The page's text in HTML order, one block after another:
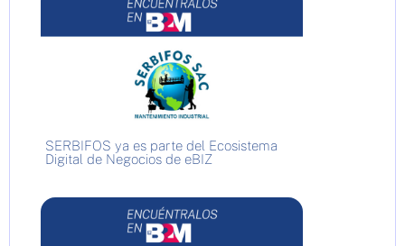
SERBIFOS ya es parte del Ecosistema
Digital de Negocios de eBIZ